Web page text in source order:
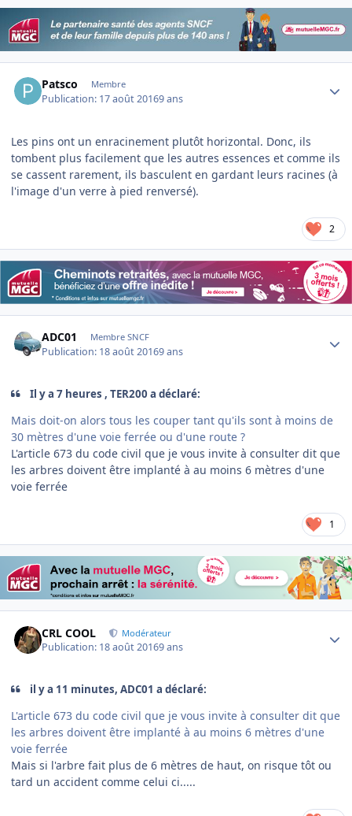
Patsco Membre
Publication: 17 août 20169 ans
Les pins ont un enracinement plutôt horizontal. Donc, ils
tombent plus facilement que les autres essences et comme ils
se cassent rarement, ils basculent en gardant leurs racines (à
l'image d'un verre à pied renversé).
2
ADC01 Membre SNCF
Publication: 18 août 20169 ans
Il y a 7 heures , TER200 a déclaré:
Mais doit-on alors tous les couper tant qu'ils sont à moins de
30 mètres d'une voie ferrée ou d'une route ?
L'article 673 du code civil que je vous invite à consulter dit que
les arbres doivent être implanté à au moins 6 mètres d'une
voie ferrée
1
CRL COOL Modérateur
Publication: 18 août 20169 ans
il y a 11 minutes, ADC01 a déclaré:
L'article 673 du code civil que je vous invite à consulter dit que
les arbres doivent être implanté à au moins 6 mètres d'une
voie ferrée
Mais si l'arbre fait plus de 6 mètres de haut, on risque tôt ou
tard un accident comme celui ci.....